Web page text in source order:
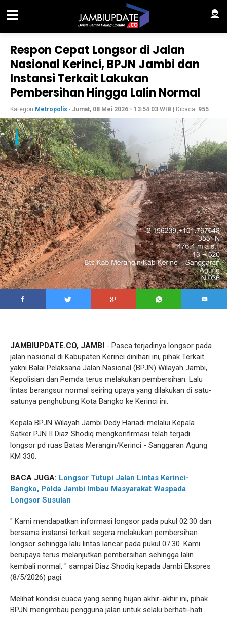
Respon Cepat Longsor di Jalan
Nasional Kerinci, BPJN Jambi dan
Instansi Terkait Lakukan
Pembersihan Hingga Lalin Normal
Kategori Metropolis - Jumat, 08 Mei 2026 - 13:54:03 WIB | Dibaca: 955
JAMBIUPDATE.CO, JAMBI - Pasca terjadinya longsor pada
jalan nasional di Kabupaten Kerinci dinihari ini, pihak Terkait
yakni Balai Pelaksana Jalan Nasional (BPJN) Wilayah Jambi,
Kepolisian dan Pemda terus melakukan pembersihan. Lalu
lintas berangsur normal seiring upaya yang dilakukan di satu-
satunya penghubung Kota Bangko ke Kerinci ini.
Kepala BPJN Wilayah Jambi Dedy Hariadi melalui Kepala
Satker PJN II Diaz Shodiq mengkonfirmasi telah terjadi
longsor pd ruas Batas Merangin/Kerinci - Sanggaran Agung
KM 330.
BACA JUGA: Longsor Tutupi Jalan Lintas Kerinci-
Bangko, Polda Jambi Imbau Masyarakat Waspada
Longsor Susulan
" Kami mendapatkan informasi longsor pada pukul 02.30 dan
bersama instansi terkait segera melakukan pembersihan
longsor sehingga lalu lintas lancar pada pukul 07.30. Kami
berupaya terus melanjutkan pembersihan sehingga lalin
kembali normal, " sampai Diaz Shodiq kepada Jambi Ekspres
(8/5/2026) pagi.
Melihat kondisi cuaca yang sering hujan akhir-akhir ini, pihak
BPJN mengimbau pengguna jalan untuk selalu berhati-hati.